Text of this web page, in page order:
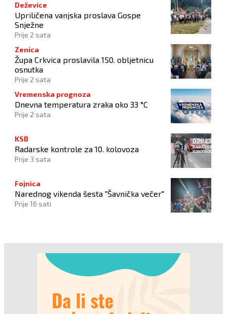
Deževice
Upriličena vanjska proslava Gospe
Snježne
Prije 2 sata
Zenica
Župa Crkvica proslavila 150. obljetnicu
osnutka
Prije 2 sata
Vremenska prognoza
Dnevna temperatura zraka oko 33 °C
Prije 2 sata
KSB
Radarske kontrole za 10. kolovoza
Prije 3 sata
Fojnica
Narednog vikenda šesta "Šavnička večer"
Prije 16 sati